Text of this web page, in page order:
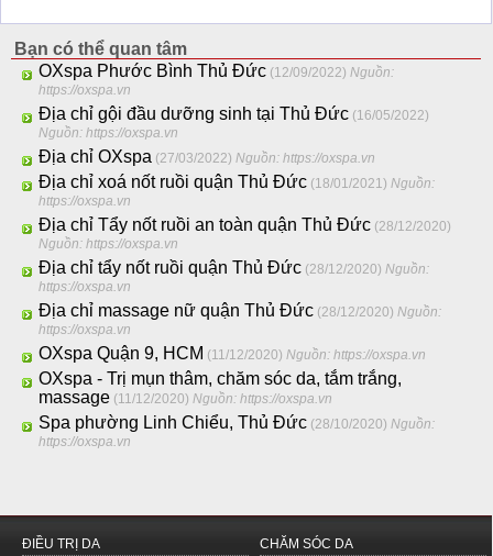
Bạn có thể quan tâm
OXspa Phước Bình Thủ Đức (12/09/2022)Nguồn:
https://oxspa.vn
Địa chỉ gội đầu dưỡng sinh tại Thủ Đức (16/05/2022)
Nguồn: https://oxspa.vn
Địa chỉ OXspa (27/03/2022)Nguồn: https://oxspa.vn
Địa chỉ xoá nốt ruồi quận Thủ Đức (18/01/2021)Nguồn:
https://oxspa.vn
Địa chỉ Tẩy nốt ruồi an toàn quận Thủ Đức (28/12/2020)
Nguồn: https://oxspa.vn
Địa chỉ tẩy nốt ruồi quận Thủ Đức (28/12/2020)Nguồn:
https://oxspa.vn
Địa chỉ massage nữ quận Thủ Đức (28/12/2020)Nguồn:
https://oxspa.vn
OXspa Quận 9, HCM (11/12/2020)Nguồn: https://oxspa.vn
OXspa - Trị mụn thâm, chăm sóc da, tắm trắng,
massage (11/12/2020)Nguồn: https://oxspa.vn
Spa phường Linh Chiểu, Thủ Đức (28/10/2020)Nguồn:
https://oxspa.vn
ĐIỀU TRỊ DA CHĂM SÓC DA